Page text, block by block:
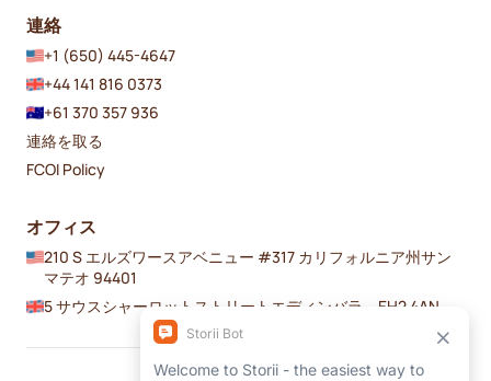
連絡
+1 (650) 445-4647
+44 141 816 0373
+61 370 357 936
連絡を取る
FCOI Policy
オフィス
210 S エルズワースアベニュー #317 カリフォルニア州サン
マテオ 94401
5 サウスシャーロットストリートエディンバラ、EH2 4AN